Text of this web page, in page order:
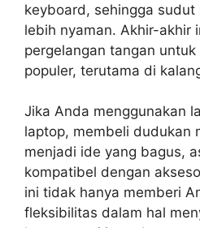
keyboard, sehingga
lebih nyaman. Akhir-akhir
pergelangan tangan
populer, terutama di
Jika Anda menggunakan
laptop, membeli dudukan
menjadi ide yang bagus,
kompatibel dengan
ini tidak hanya memberi
fleksibilitas dalam hal